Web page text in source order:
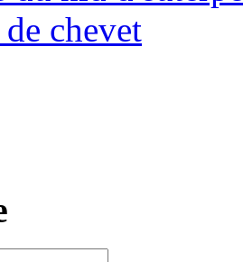
de chevet